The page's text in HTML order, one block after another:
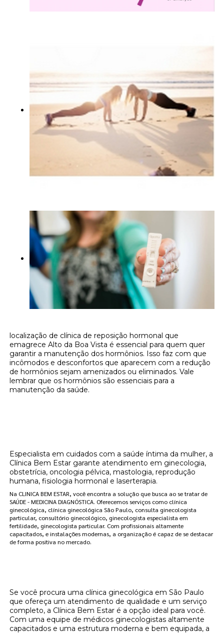
localização de clínica de reposição hormonal que
emagrece Alto da Boa Vista é essencial para quem quer
garantir a manutenção dos hormônios. Isso faz com que
incômodos e desconfortos que aparecem com a redução
de hormônios sejam amenizados ou eliminados. Vale
lembrar que os hormônios são essenciais para a
manutenção da saúde.
Especialista em cuidados com a saúde íntima da mulher, a
Clínica Bem Estar garante atendimento em ginecologia,
obstetrícia, oncologia pélvica, mastologia, reprodução
humana, fisiologia hormonal e laserterapia.
Na CLINICA BEM ESTAR, você encontra a solução que busca ao se tratar de
SAÚDE - MEDICINA DIAGNÓSTICA. Oferecemos serviços como clínica
ginecológica, clínica ginecológica São Paulo, consulta ginecologista
particular, consultório ginecológico, ginecologista especialista em
fertilidade, ginecologista particular. Com profissionais altamente
capacitados, e instalações modernas, a organização é capaz de se destacar
de forma positiva no mercado.
Se você procura uma clínica ginecológica em São Paulo
que ofereça um atendimento de qualidade e um serviço
completo, a Clínica Bem Estar é a opção ideal para você.
Com uma equipe de médicos ginecologistas altamente
capacitados e uma estrutura moderna e bem equipada, a